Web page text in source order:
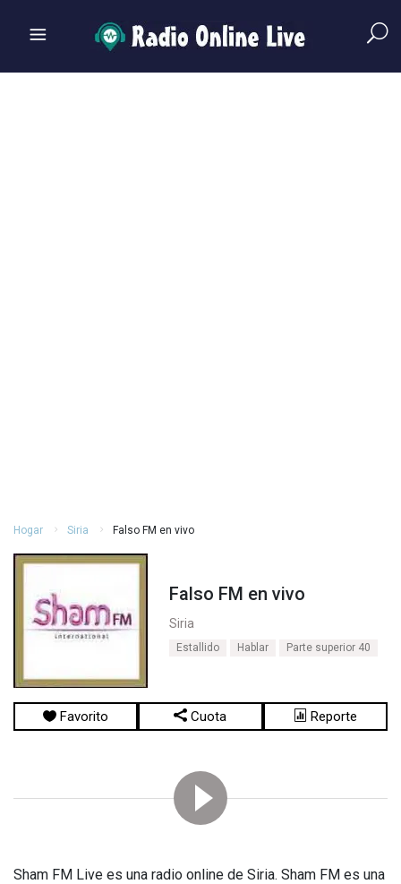
Hogar Siria Falso FM en vivo
Falso FM en vivo
Siria
Estallido Hablar Parte superior 40
Favorito Cuota Reporte
Sham FM Live es una radio online de Siria. Sham FM es una